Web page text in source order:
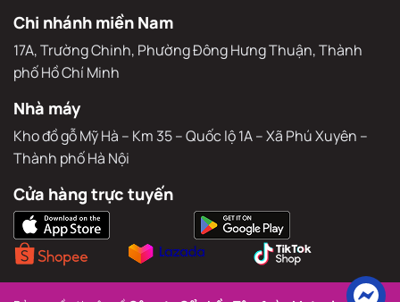
Văn phòng đại diện
Sảnh thương mại – Toà nhà hỗn hợp Athena Complex Pháp
Vân, Khu đô thị Pháp Vân – Tứ Hiệp, Phường Yên Sở, TP. Hà Nội
Chi nhánh miền Nam
17A, Trường Chinh, Phường Đông Hưng Thuận, Thành
phố Hồ Chí Minh
Nhà máy
Kho đồ gỗ Mỹ Hà – Km 35 – Quốc lộ 1A – Xã Phú Xuyên –
Thành phố Hà Nội
Cửa hàng trực tuyến